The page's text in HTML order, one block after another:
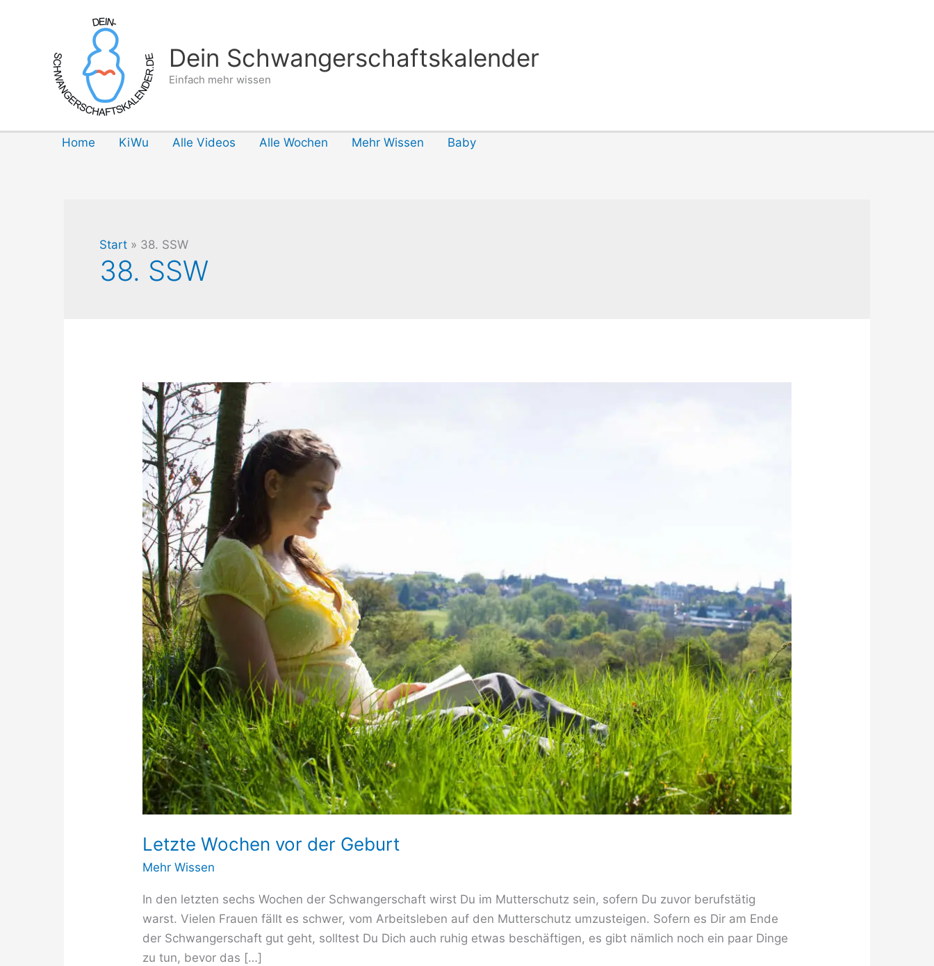
Dein Schwangerschaftskalender
Einfach mehr wissen
Home KiWu Alle Videos Alle Wochen Mehr Wissen Baby
Start 38. SSW
38. SSW
Letzte Wochen vor der Geburt
Mehr Wissen
In den letzten sechs Wochen der Schwangerschaft wirst Du im Mutterschutz sein, sofern Du zuvor berufstätig
warst. Vielen Frauen fällt es schwer, vom Arbeitsleben auf den Mutterschutz umzusteigen. Sofern es Dir am Ende
der Schwangerschaft gut geht, solltest Du Dich auch ruhig etwas beschäftigen, es gibt nämlich noch ein paar Dinge
zu tun, bevor das […]